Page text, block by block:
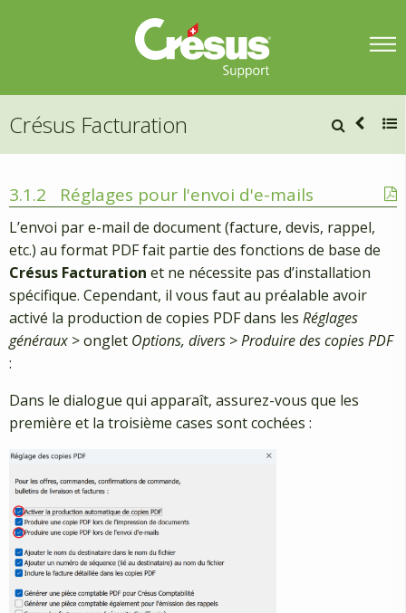
Crésus Facturation
3.1.2 Réglages pour l'envoi d'e-mails
L’envoi par e-mail de document (facture, devis, rappel,
etc.) au format PDF fait partie des fonctions de base de
Crésus Facturation et ne nécessite pas d’installation
spécifique. Cependant, il vous faut au préalable avoir
activé la production de copies PDF dans les Réglages
généraux > onglet Options, divers >Produire des copies PDF
:
Dans le dialogue qui apparaît, assurez-vous que les
première et la troisième cases sont cochées :